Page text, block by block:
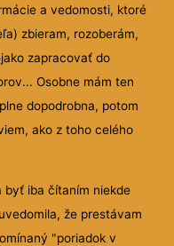
a vedomosti, ktoré
zbieram, rozoberám,
zapracovať do
Osobne mám ten
dopodrobna, potom
ako z toho celého
byť iba čítaním niekde
že prestávam
"poriadok v